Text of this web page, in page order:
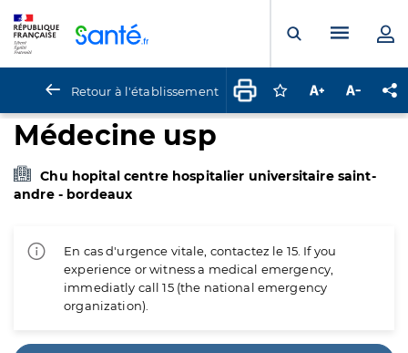
Ouvrir laMenu
Retour à l'établissement Connectez-vous
Augmenter la
Médecine usp
Chu hopital centre hospitalier universitaire saint-
andre - bordeaux
En cas d'urgence vitale, contactez le 15. If you
experience or witness a medical emergency,
immediatly call 15 (the national emergency
organization).